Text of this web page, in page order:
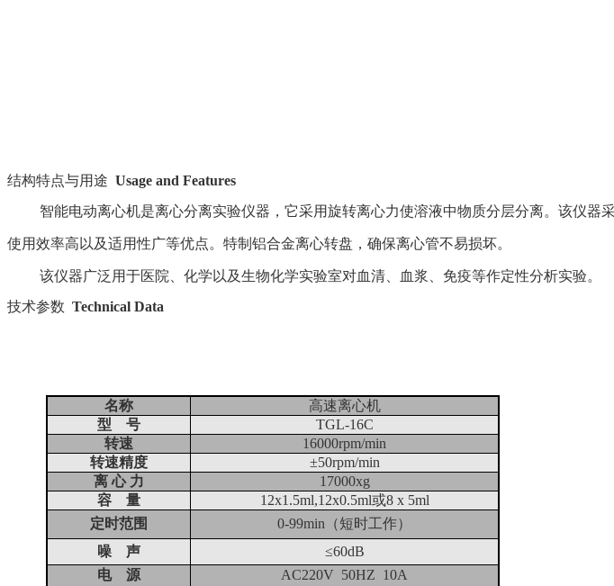
结构特点与用途 Usage and Features
智能电动离心机是离心分离实验仪器，它采用旋转离心力使溶液中物质分层分离。该仪
使用效率高以及适用性广等优点。特制铝合金离心转盘，确保离心管不易损坏。
该仪器广泛用于医院、化学以及生物化学实验室对血清、血浆、免疫等作定性分析实验。
技术参数 Technical Data
名称
高速离心机
型
号
TGL-16C
转速
16000rpm/min
转速精度
±50rpm/min
离 心 力
17000xg
容
量 12x1.5ml,12x0.5ml或8 x 5ml
定时范围
0-99min （短时工作）
噪
声 ≤60dB
电
源 AC220V 50HZ 10A